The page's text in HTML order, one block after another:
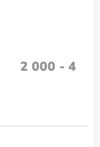
2 000 - 4